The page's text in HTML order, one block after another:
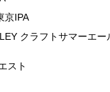
京IPA
クラフトサマーエー
スト